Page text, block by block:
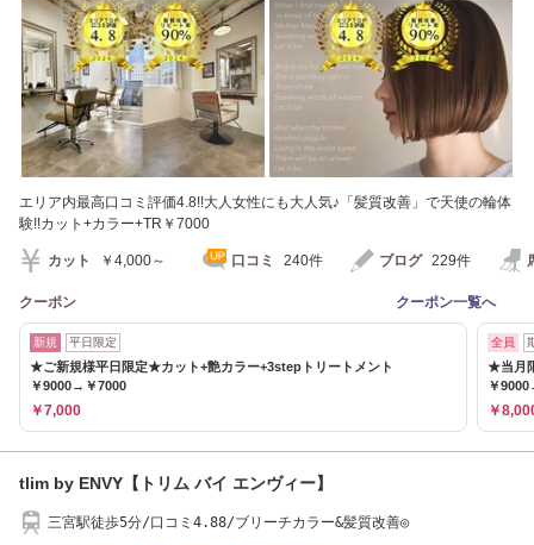
エリア内最高口コミ評価4.8!!大人女性にも大人気♪「髪質改善」で天使の輪体
験!!カット+カラー+TR￥7000
カット ￥4,000～ 口コミ 240件 ブログ 229件
クーポン クーポン一覧へ
新規 平日限定
★ご新規様平日限定★カット+艶カラー+3stepトリートメント
￥9000→￥7000
￥7,000
全員
★当月
￥
￥
tlim by ENVY【トリム バイ エンヴィー】
三宮駅徒歩5分/口コミ4.88/ブリーチカラー&髪質改善◎